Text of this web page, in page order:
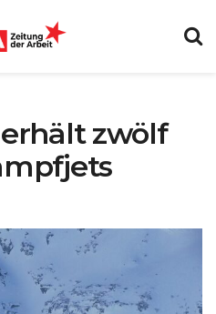
zwölf